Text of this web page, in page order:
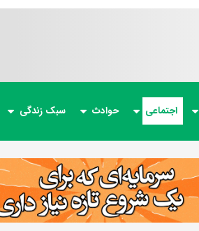
اجتماعی حوادث سبک زندگی